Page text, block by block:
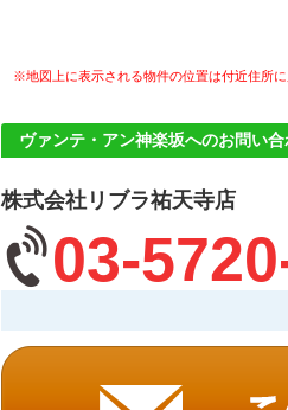
※地図上に表示される物件の位置は付近住所
ヴァンテ・アン神楽坂へのお問い
株式会社リブラ祐天寺店
03-